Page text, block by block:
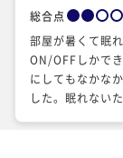
総合点
部屋が暑くて眠
ON/OFFしかで
にしてもなかな
した。眠れない